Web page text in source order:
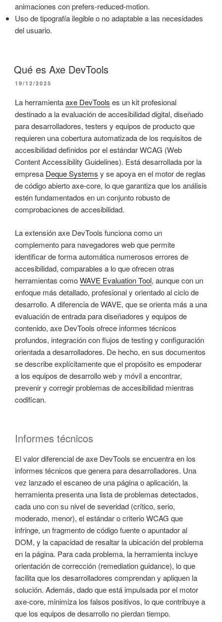
animaciones con prefers-reduced-motion.
Uso de tipografía ilegible o no adaptable a las necesidades
del usuario.
Qué es Axe DevTools
PUBLICADO
19/12/2025
La herramientaaxe DevTools es un kit profesional
destinado a la evaluación de accesibilidad digital, diseñado
para desarrolladores, testers y equipos de producto que
requieren una cobertura automatizada de los requisitos de
accesibilidad definidos por el estándar WCAG (Web
Content Accessibility Guidelines). Está desarrollada por la
empresa Deque Systems y se apoya en el motor de reglas
de código abierto axe‑core, lo que garantiza que los análisis
estén fundamentados en un conjunto robusto de
comprobaciones de accesibilidad.
La extensión axe DevTools funciona como un
complemento para navegadores web que permite
identificar de forma automática numerosos errores de
accesibilidad, comparables a lo que ofrecen otras
herramientas comoWAVE Evaluation Tool, aunque con un
enfoque más detallado, profesional y orientado al ciclo de
desarrollo. A diferencia de WAVE, que se orienta más a una
evaluación de entrada para diseñadores y equipos de
contenido, axe DevTools ofrece informes técnicos
profundos, integración con flujos de testing y configuración
orientada a desarrolladores. De hecho, en sus documentos
se describe explícitamente que el propósito es empoderar
a los equipos de desarrollo web y móvil a encontrar,
prevenir y corregir problemas de accesibilidad mientras
codifican.
Informes técnicos
El valor diferencial de axe DevTools se encuentra en los
informes técnicos que genera para desarrolladores. Una
vez lanzado el escaneo de una página o aplicación, la
herramienta presenta una lista de problemas detectados,
cada uno con su nivel de severidad (crítico, serio,
moderado, menor), el estándar o criterio WCAG que
infringe, un fragmento de código fuente o apuntador al
DOM, y la capacidad de resaltar la ubicación del problema
en la página. Para cada problema, la herramienta incluye
orientación de corrección (remediation guidance), lo que
facilita que los desarrolladores comprendan y apliquen la
solución. Además, dado que está impulsada por el motor
axe-core, minimiza los falsos positivos, lo que contribuye a
que los equipos de desarrollo no pierdan tiempo.